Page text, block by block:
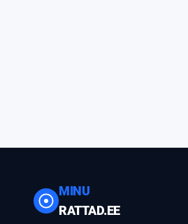
MINU
RATTAD.EE